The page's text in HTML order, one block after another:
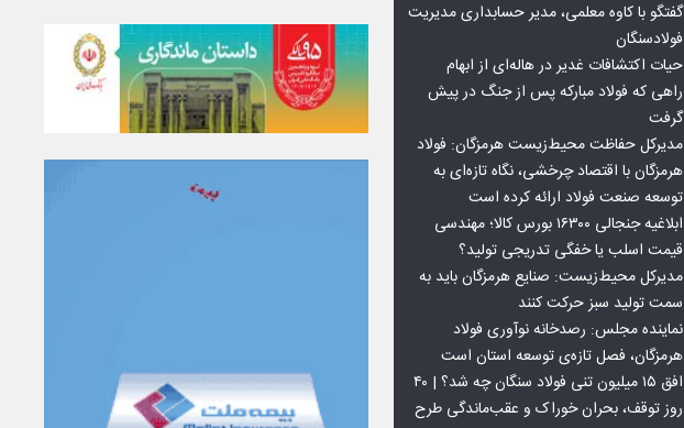
گفتگو با کاوه معلمی، مدیر حسابداری مدیریت
فولادسنگان
حیات اکتشافات غدیر در هاله‌ای از ابهام
راهی که فولاد مبارکه پس از جنگ در پیش
گرفت
مدیرکل حفاظت محیط‌زیست هرمزگان: فولاد
هرمزگان با اقتصاد چرخشی، نگاه تازه‌ای به
توسعه صنعت فولاد ارائه کرده است
ابلاغیه جنجالی ۱۶۳۰۰ بورس کالا؛ مهندسی
قیمت اسلب یا خفگی تدریجی تولید؟
مدیرکل محیط‌زیست: صنایع هرمزگان باید به
سمت تولید سبز حرکت کنند
نماینده مجلس: رصدخانه نوآوری فولاد
هرمزگان، فصل تازه‌ی توسعه استان است
افق ۱۵ میلیون تنی فولاد سنگان چه شد؟ | ۴۰
روز توقف، بحران خوراک و عقب‌ماندگی طرح